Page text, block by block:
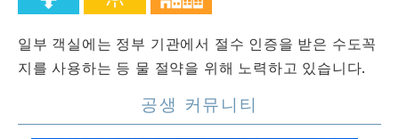
일부 객실에는 정부 기관에서 절수 인증을 받은 수도꼭
지를 사용하는 등 물 절약을 위해 노력하고 있습니다.
공생 커뮤니티